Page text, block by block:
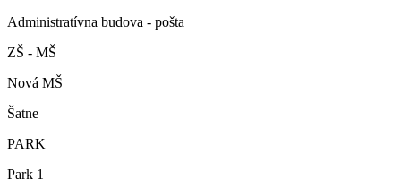
Administratívna budova - pošta
ZŠ - MŠ
Nová MŠ
Šatne
PARK
Park 1